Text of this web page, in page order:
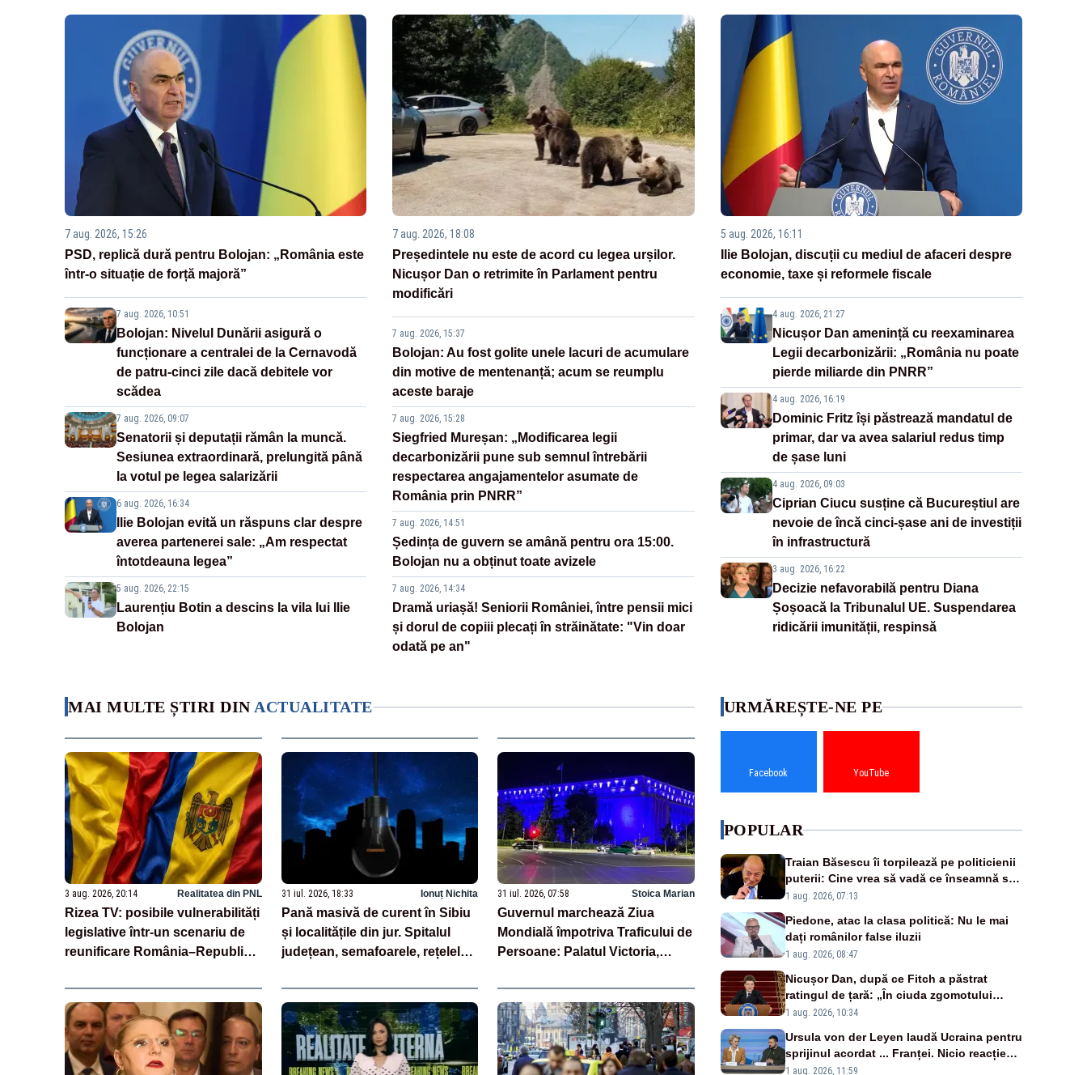
7 aug. 2026, 15:26
PSD, replică dură pentru Bolojan: „România este
într-o situație de forță majoră”
7 aug. 2026, 10:51
Bolojan: Nivelul Dunării asigură o
funcționare a centralei de la Cernavodă
de patru-cinci zile dacă debitele vor
scădea
7 aug. 2026, 09:07
Senatorii și deputații rămân la muncă.
Sesiunea extraordinară, prelungită până
la votul pe legea salarizării
6 aug. 2026, 16:34
Ilie Bolojan evită un răspuns clar despre
averea partenerei sale: „Am respectat
întotdeauna legea”
5 aug. 2026, 22:15
Laurențiu Botin a descins la vila lui Ilie
Bolojan
7 aug. 2026, 18:08
Președintele nu este de acord cu legea urșilor.
Nicușor Dan o retrimite în Parlament pentru
modificări
7 aug. 2026, 15:37
Bolojan: Au fost golite unele lacuri de acumulare
din motive de mentenanță; acum se reumplu
aceste baraje
7 aug. 2026, 15:28
Siegfried Mureșan: „Modificarea legii
decarbonizării pune sub semnul întrebării
respectarea angajamentelor asumate de
România prin PNRR”
7 aug. 2026, 14:51
Ședința de guvern se amână pentru ora 15:00.
Bolojan nu a obținut toate avizele
7 aug. 2026, 14:34
Dramă uriașă! Seniorii României, între pensii mici
și dorul de copiii plecați în străinătate: "Vin doar
odată pe an"
5 aug. 2026, 16:11
Ilie Bolojan, discuții cu mediul de afaceri despre
economie, taxe și reformele fiscale
4 aug. 2026, 21:27
Nicușor Dan amenință cu reexaminarea
Legii decarbonizării: „România nu poate
pierde miliarde din PNRR”
4 aug. 2026, 16:19
Dominic Fritz își păstrează mandatul de
primar, dar va avea salariul redus timp
de șase luni
4 aug. 2026, 09:03
Ciprian Ciucu susține că Bucureștiul are
nevoie de încă cinci-șase ani de investiții
în infrastructură
3 aug. 2026, 16:22
Decizie nefavorabilă pentru Diana
Șoșoacă la Tribunalul UE. Suspendarea
ridicării imunității, respinsă
MAI MULTE ȘTIRI DIN ACTUALITATE
3 aug. 2026, 20:14 Realitatea din PNL
Rizea TV: posibile vulnerabilități
legislative într-un scenariu de
reunificare România–Republica
31 iul. 2026, 18:33 Ionuț Nichita
Pană masivă de curent în Sibiu
și localitățile din jur. Spitalul
județean, semafoarele, rețelele
31 iul. 2026, 07:58 Stoica Marian
Guvernul marchează Ziua
Mondială împotriva Traficului de
Persoane: Palatul Victoria,
URMĂREȘTE-NE PE
Facebook YouTube
POPULAR
Traian Băsescu îi torpilează pe politicienii
puterii: Cine vrea să vadă ce înseamnă să
fii prost, se uită la România
1 aug. 2026, 07:13
Piedone, atac la clasa politică: Nu le mai
dați românilor false iluzii
1 aug. 2026, 08:47
Nicușor Dan, după ce Fitch a păstrat
ratingul de țară: „În ciuda zgomotului
politic, România funcționează”
1 aug. 2026, 10:34
Ursula von der Leyen laudă Ucraina pentru
sprijinul acordat ... Franței. Nicio reacție
privind ajutorul energetic promis României
1 aug. 2026, 11:59